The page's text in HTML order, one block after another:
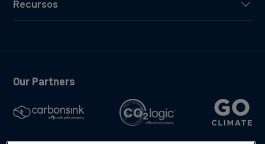
Recursos
Our Partners